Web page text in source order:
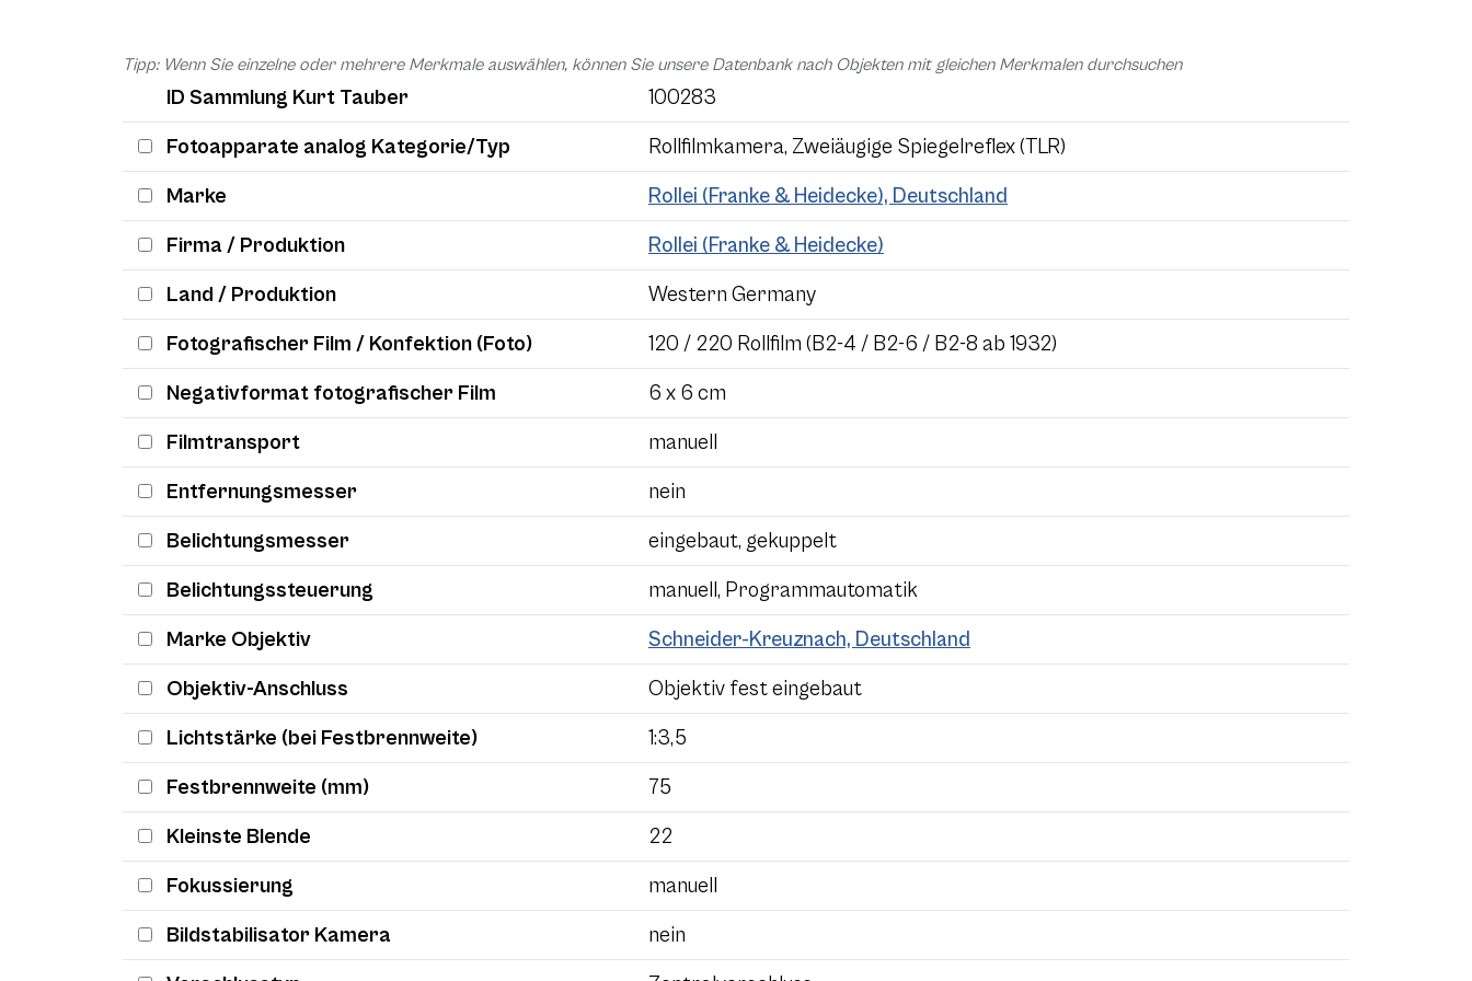
Tipp: Wenn Sie einzelne oder mehrere Merkmale auswählen, können Sie unsere Datenbank nach Objekten mit gleichen Merkmalen durchsuchen
ID Sammlung Kurt Tauber 100283
Fotoapparate analog Kategorie/Typ Rollfilmkamera, Zweiäugige Spiegelreflex (TLR)
Marke Rollei (Franke & Heidecke), Deutschland
Firma / Produktion Rollei (Franke & Heidecke)
Land / Produktion Western Germany
Fotografischer Film / Konfektion (Foto) 120 / 220 Rollfilm (B2-4 / B2-6 / B2-8 ab 1932)
Negativformat fotografischer Film 6 x 6 cm
Filmtransport manuell
Entfernungsmesser nein
Belichtungsmesser eingebaut, gekuppelt
Belichtungssteuerung manuell, Programmautomatik
Marke Objektiv Schneider-Kreuznach, Deutschland
Objektiv-Anschluss Objektiv fest eingebaut
Lichtstärke (bei Festbrennweite) 1:3,5
Festbrennweite (mm) 75
Kleinste Blende 22
Fokussierung manuell
Bildstabilisator Kamera nein